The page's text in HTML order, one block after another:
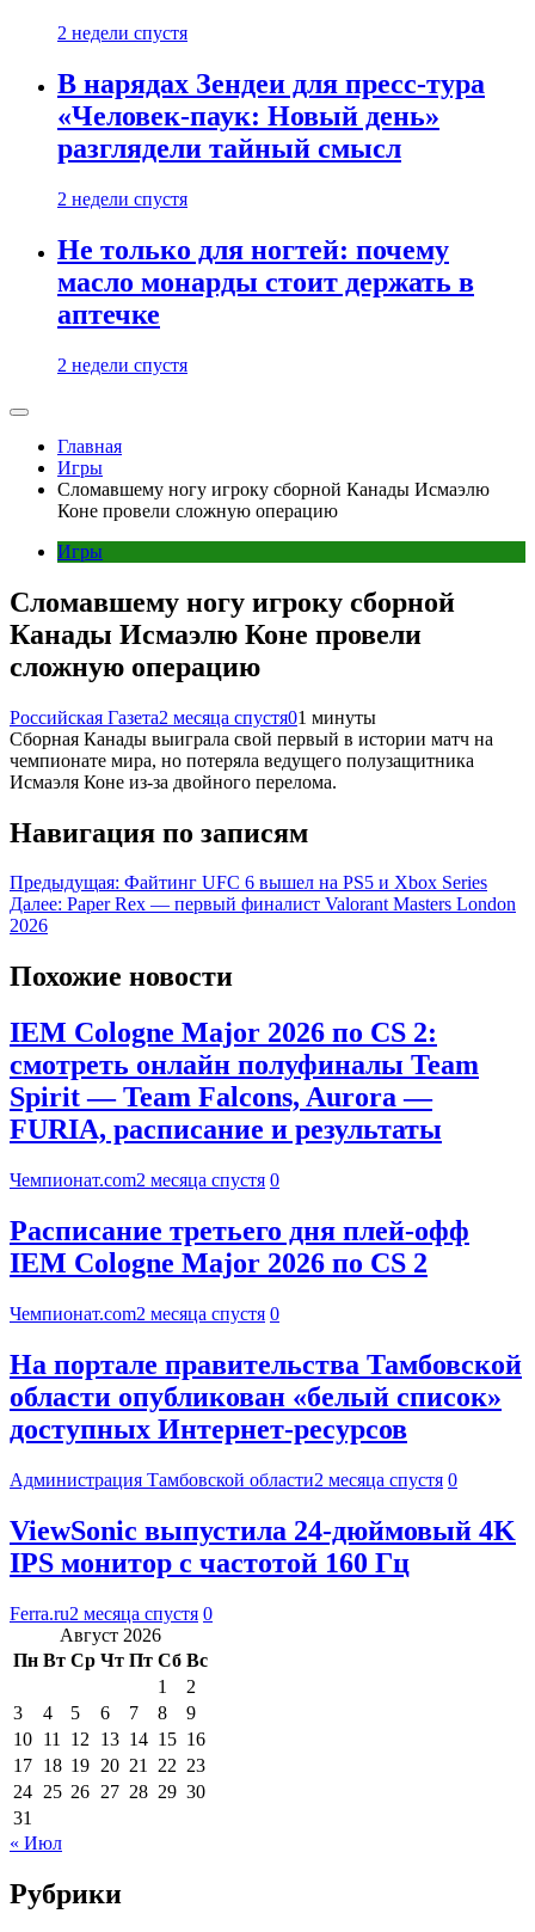
2 недели спустя
В нарядах Зендеи для пресс-тура
«Человек-паук: Новый день»
разглядели тайный смысл
2 недели спустя
Не только для ногтей: почему
масло монарды стоит держать в
аптечке
2 недели спустя
Главная
Игры
Сломавшему ногу игроку сборной Канады Исмаэлю
Коне провели сложную операцию
Игры
Сломавшему ногу игроку сборной
Канады Исмаэлю Коне провели
сложную операцию
Российская Газета2 месяца спустя01 минуты
Сборная Канады выиграла свой первый в истории матч на
чемпионате мира, но потеряла ведущего полузащитника
Исмаэля Коне из-за двойного перелома.
Навигация по записям
Предыдущая: Файтинг UFC 6 вышел на PS5 и Xbox Series
Далее: Paper Rex — первый финалист Valorant Masters London
2026
Похожие новости
IEM Cologne Major 2026 по CS 2:
смотреть онлайн полуфиналы Team
Spirit — Team Falcons, Aurora —
FURIA, расписание и результаты
Чемпионат.com2 месяца спустя 0
Расписание третьего дня плей-офф
IEM Cologne Major 2026 по CS 2
Чемпионат.com2 месяца спустя 0
На портале правительства Тамбовской
области опубликован «белый список»
доступных Интернет-ресурсов
Администрация Тамбовской области2 месяца спустя 0
ViewSonic выпустила 24-дюймовый 4K
IPS монитор с частотой 160 Гц
Ferra.ru2 месяца спустя 0
Август 2026
Пн Вт Ср Чт Пт Сб Вс
1
2
3
4 5 6 7 8
9
10 11 12 13 14 15 16
17 18 19 20 21 22 23
24 25 26 27 28 29 30
31
« Июл
Рубрики